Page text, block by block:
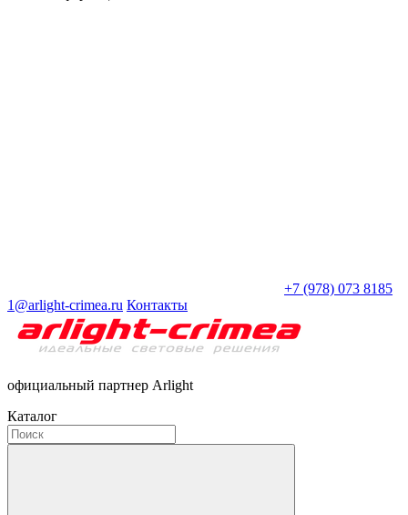
+7 (978) 073 8185
1@arlight-crimea.ru Контакты
официальный партнер Arlight
Каталог